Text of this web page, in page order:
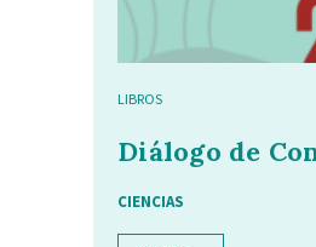
LIBROS
Diálogo de
CIENCIAS